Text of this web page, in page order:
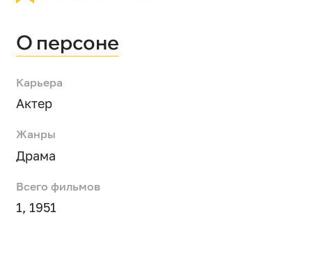
О персоне
Карьера
Актер
Жанры
Драма
Всего фильмов
1, 1951